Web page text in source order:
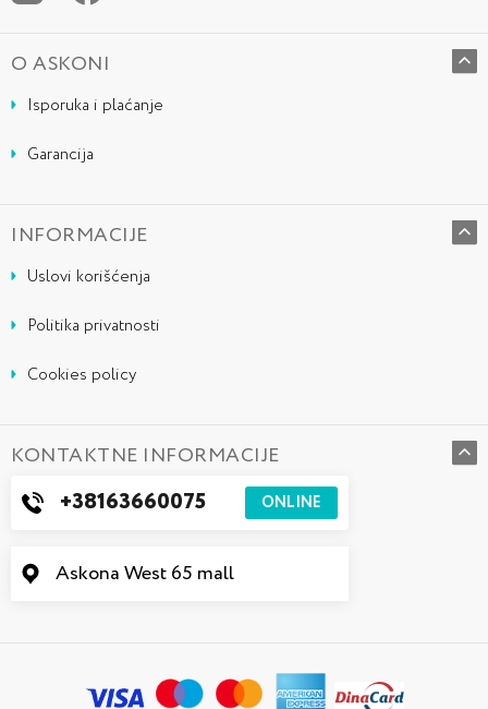
O ASKONI
Isporuka i plaćanje
Garancija
INFORMACIJE
Uslovi korišćenja
Politika privatnosti
Cookies policy
KONTAKTNE INFORMACIJE
+38163660075 ONLINE
Askona West 65 mall